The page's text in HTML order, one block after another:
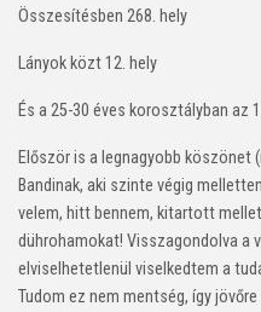
Összesítésben 268. hely
Lányok közt 12. hely
És a 25-30 éves korosztályban az
Először is a legnagyobb köszönet
Bandinak, aki szinte végig
velem, hitt bennem, kitartott
dührohamokat! Visszagondolva a
elviselhetetlenül viselkedtem a
Tudom ez nem mentség, így